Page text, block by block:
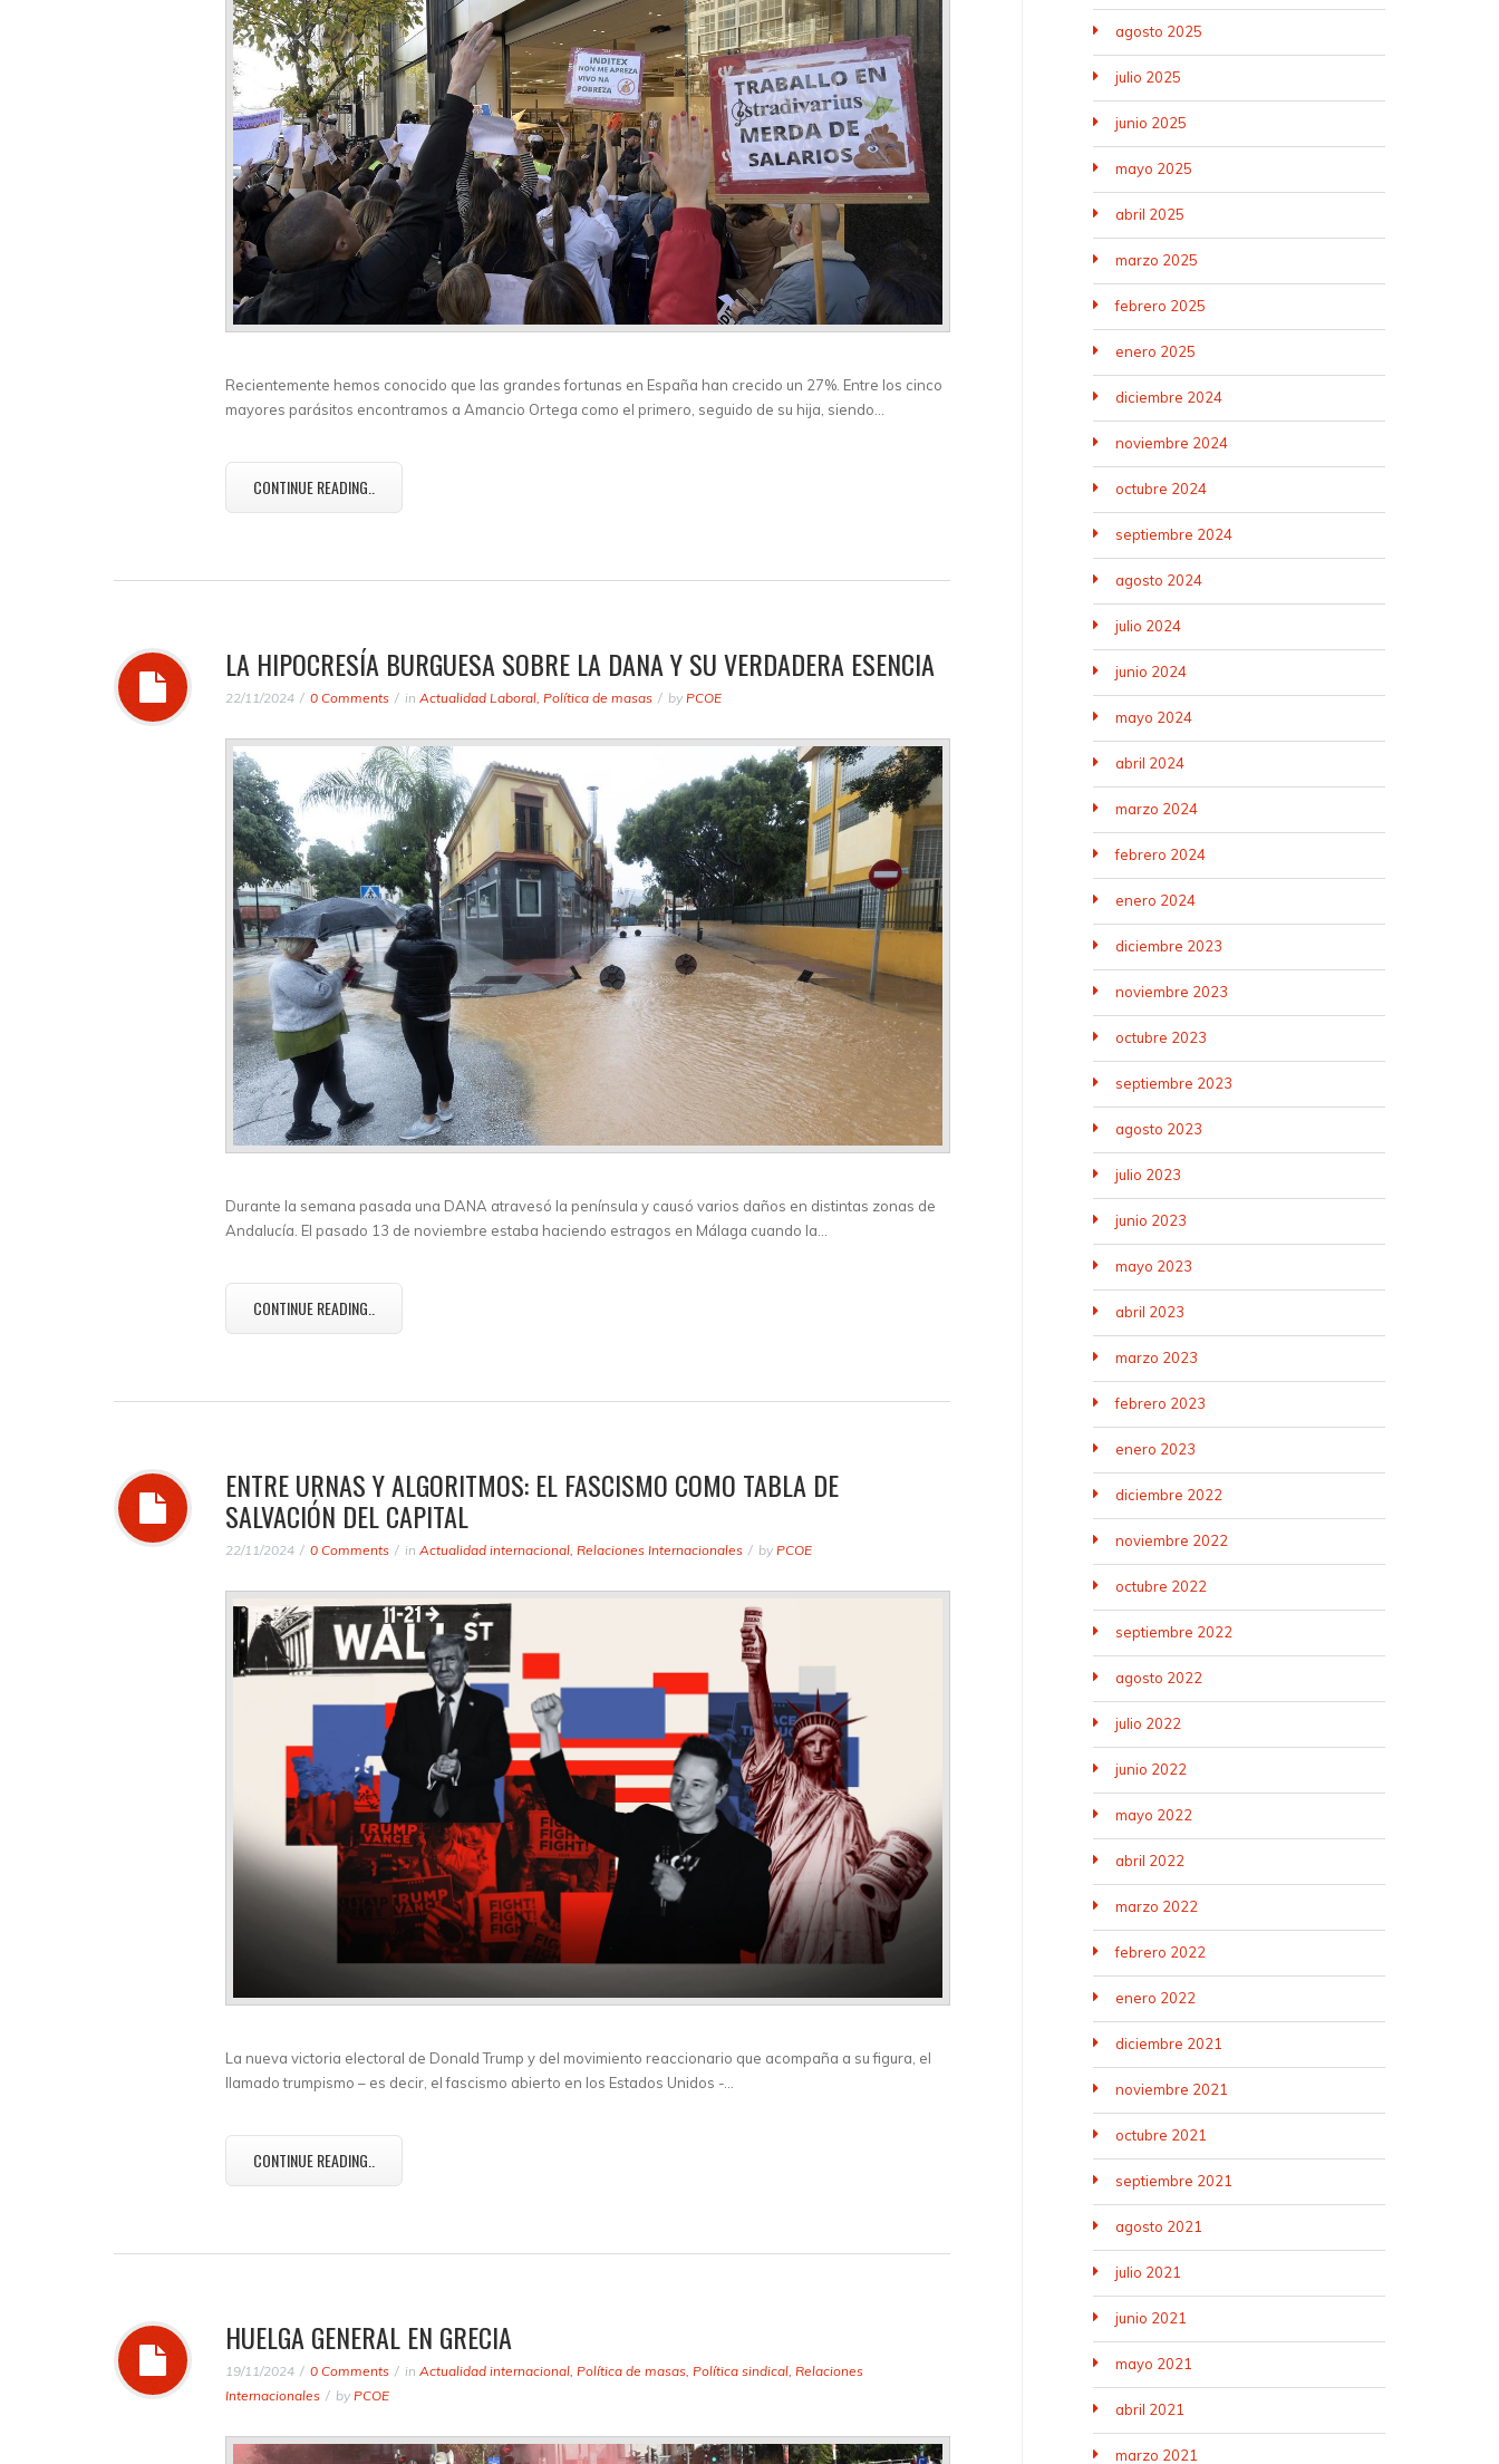
Recientemente hemos conocido que las grandes fortunas en España han crecido un 27%. Entre los cinco
mayores parásitos encontramos a Amancio Ortega como el primero, seguido de su hija, siendo…
CONTINUE READING..
LA HIPOCRESÍA BURGUESA SOBRE LA DANA Y SU VERDADERA ESENCIA
22/11/2024 0 Comments in Actualidad Laboral, Política de masas by PCOE
Durante la semana pasada una DANA atravesó la península y causó varios daños en distintas zonas de
Andalucía. El pasado 13 de noviembre estaba haciendo estragos en Málaga cuando la…
CONTINUE READING..
ENTRE URNAS Y ALGORITMOS: EL FASCISMO COMO TABLA DE
SALVACIÓN DEL CAPITAL
22/11/2024 0 Comments in Actualidad internacional, Relaciones Internacionales by PCOE
La nueva victoria electoral de Donald Trump y del movimiento reaccionario que acompaña a su figura, el
llamado trumpismo – es decir, el fascismo abierto en los Estados Unidos -…
CONTINUE READING..
HUELGA GENERAL EN GRECIA
19/11/2024 0 Comments in Actualidad internacional Política de masas Política sindical Relaciones
Internacionales
by PCOE
agosto 2025
julio 2025
junio 2025
mayo 2025
abril 2025
marzo 2025
febrero 2025
enero 2025
diciembre 2024
noviembre 2024
octubre 2024
septiembre 2024
agosto 2024
julio 2024
junio 2024
mayo 2024
abril 2024
marzo 2024
febrero 2024
enero 2024
diciembre 2023
noviembre 2023
octubre 2023
septiembre 2023
agosto 2023
julio 2023
junio 2023
mayo 2023
abril 2023
marzo 2023
febrero 2023
enero 2023
diciembre 2022
noviembre 2022
octubre 2022
septiembre 2022
agosto 2022
julio 2022
junio 2022
mayo 2022
abril 2022
marzo 2022
febrero 2022
enero 2022
diciembre 2021
noviembre 2021
octubre 2021
septiembre 2021
agosto 2021
julio 2021
junio 2021
mayo 2021
abril 2021
marzo 2021